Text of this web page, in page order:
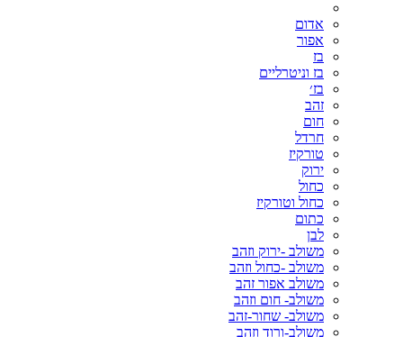
אדום
אפור
בז
בז וניטרליים
בז׳
זהב
חום
חרדל
טורקיז
ירוק
כחול
כחול וטורקיז
כתום
לבן
משולב -ירוק וזהב
משולב -כחול וזהב
משולב אפור זהב
משולב- חום וזהב
משולב- שחור-זהב
משולב-ורוד וזהב